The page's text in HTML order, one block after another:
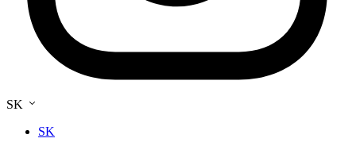
SK
SK